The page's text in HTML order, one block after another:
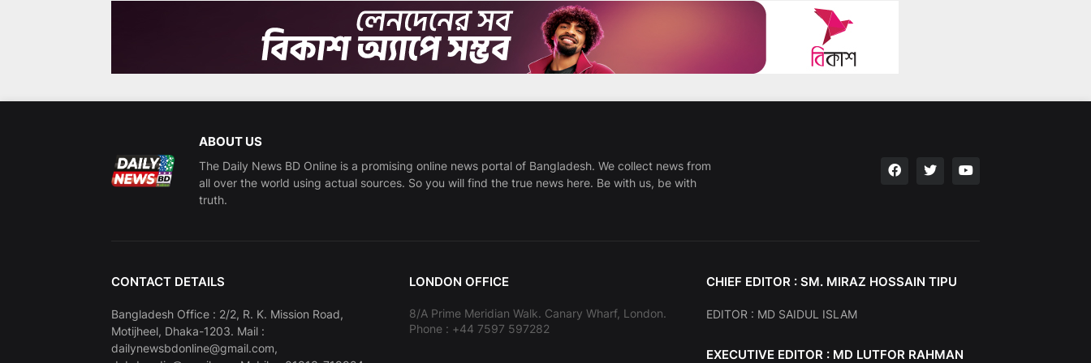
ABOUT US
The Daily News BD Online is a promising online news portal of Bangladesh. We collect news from
all over the world using actual sources. So you will find the true news here. Be with us, be with
truth.
CONTACT DETAILS
Bangladesh Office : 2/2, R. K. Mission Road,
Motijheel, Dhaka-1203. Mail :
dailynewsbdonline@gmail.com,
LONDON OFFICE
8/A Prime Meridian Walk. Canary Wharf, London.
Phone : +44 7597 597282
CHIEF EDITOR : SM. MIRAZ HOSSAIN TIPU
EDITOR : MD SAIDUL ISLAM
EXECUTIVE EDITOR : MD LUTFOR RAHMAN